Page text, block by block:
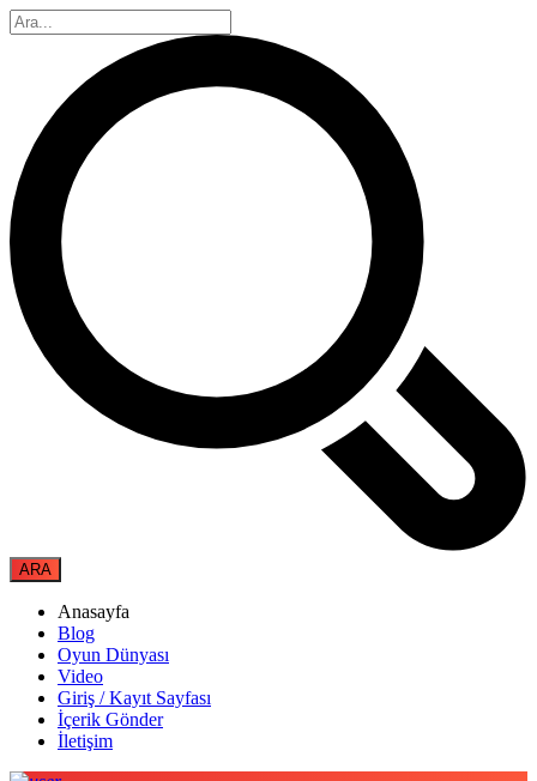
Anasayfa
Blog
Oyun Dünyası
Video
Giriş / Kayıt Sayfası
İçerik Gönder
İletişim